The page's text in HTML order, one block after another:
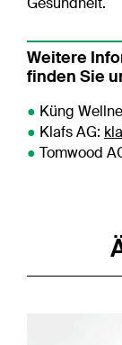
Weitere
finden Sie
● Küng
● Klafs AG:
● Tomwood